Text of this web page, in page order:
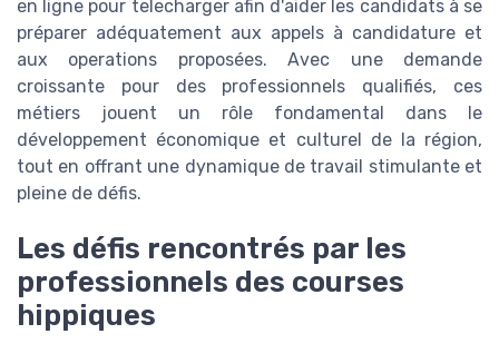
en ligne pour telecharger afin d'aider les candidats à se
préparer adéquatement aux appels à candidature et
aux operations proposées. Avec une demande
croissante pour des professionnels qualifiés, ces
métiers jouent un rôle fondamental dans le
développement économique et culturel de la région,
tout en offrant une dynamique de travail stimulante et
pleine de défis.
Les défis rencontrés par les
professionnels des courses
hippiques